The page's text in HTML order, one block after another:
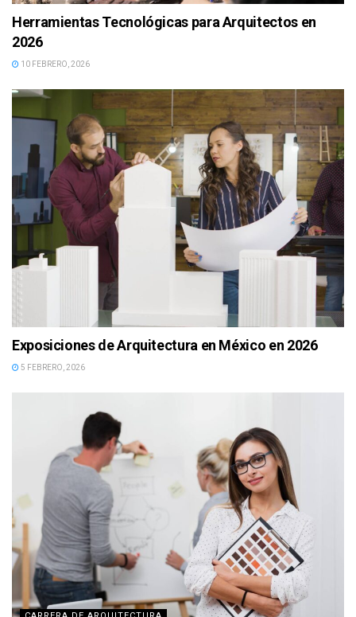
Herramientas Tecnológicas para Arquitectos en
2026
10 FEBRERO, 2026
Exposiciones de Arquitectura en México en 2026
5 FEBRERO, 2026